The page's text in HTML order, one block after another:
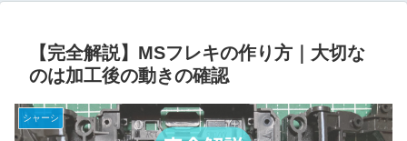
【完全解説】MSフレキの作り方｜大切な
のは加工後の動きの確認
シャーシ